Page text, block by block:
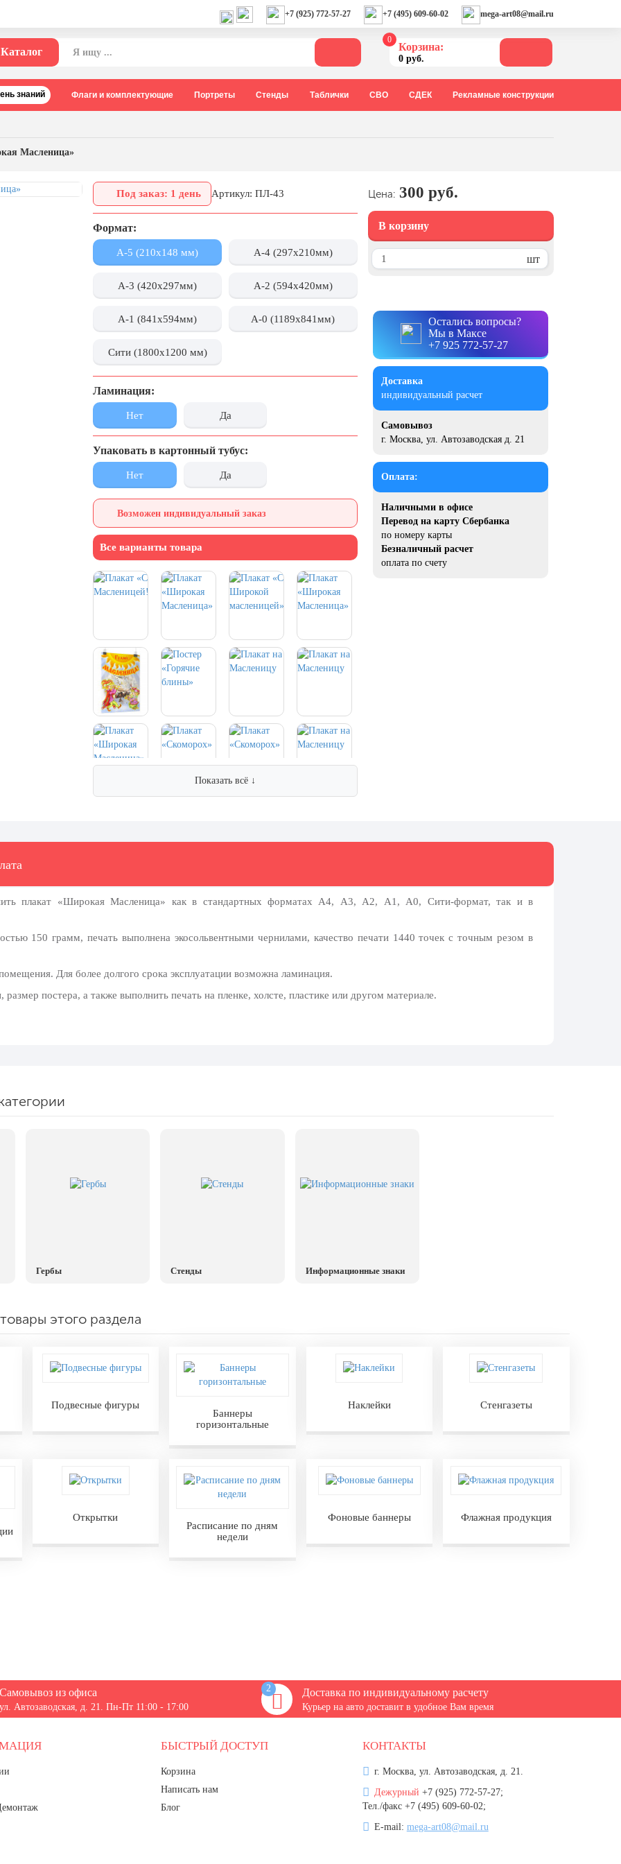
+7 (925) 772-57-27 +7 (495) 609-60-02 mega-art08@mail.ru
Каталог
0
Корзина:
0 руб.
знаний Флаги и комплектующие Портреты Стенды Таблички СВО СДЕК Рекламные конструкции
Масленица»
Под заказ: 1 день Артикул: ПЛ-43
Формат:
А-5 (210х148 мм) А-4 (297x210мм)
А-3 (420x297мм) А-2 (594x420мм)
А-1 (841x594мм) А-0 (1189x841мм)
Сити (1800x1200 мм)
Ламинация:
Нет Да
Упаковать в картонный тубус:
Нет Да
Возможен индивидуальный заказ
Все варианты товара
Показать всё ↓
Цена: 300 руб.
В корзину
шт
Остались вопросы?
Мы в Максе
+7 925 772-57-27
Доставка
индивидуальный расчет
Самовывоз
г. Москва, ул. Автозаводская д. 21
Оплата:
Наличными в офисе
Перевод на карту Сбербанка
по номеру карты
Безналичный расчет
оплата по счету
плакат «Широкая Масленица» как в стандартных форматах А4, А3, А2, А1, А0, Сити-формат, так и в
150 грамм, печать выполнена экосольвентными чернилами, качество печати 1440 точек с точным резом в
Для более долгого срока эксплуатации возможна ламинация.
постера, а также выполнить печать на пленке, холсте, пластике или другом материале.
Гербы Стенды Информационные знаки
этого раздела
Подвесные фигуры
Баннеры
горизонтальные
Наклейки Стенгазеты
Открытки
Расписание по дням
недели
Фоновые баннеры Флажная продукция
Самовывоз из офиса
ул. Автозаводская, д. 21. Пн-Пт 11:00 - 17:00
2 Доставка по индивидуальному расчету
Курьер на авто доставит в удобное Вам время
БЫСТРЫЙ ДОСТУП
Корзина
Написать нам
Блог
КОНТАКТЫ
г. Москва, ул. Автозаводская, д. 21.
Дежурный +7 (925) 772-57-27;
Тел./факс +7 (495) 609-60-02;
E-mail: mega-art08@mail.ru